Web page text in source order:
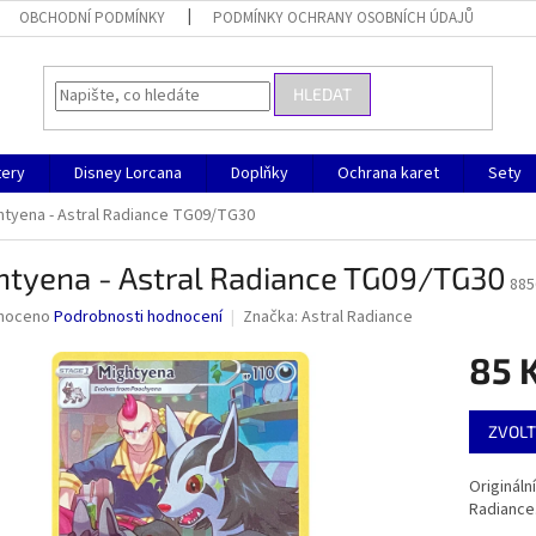
OBCHODNÍ PODMÍNKY PODMÍNKY OCHRANY OSOBNÍCH ÚDAJŮ
HLEDAT
Disney Lorcana Doplňky Ochrana karet
Sety
- Astral Radiance TG09/TG30
- Astral Radiance TG09/TG30
Podrobnosti hodnocení Značka: Astral Radiance
85
Měrná
cena: